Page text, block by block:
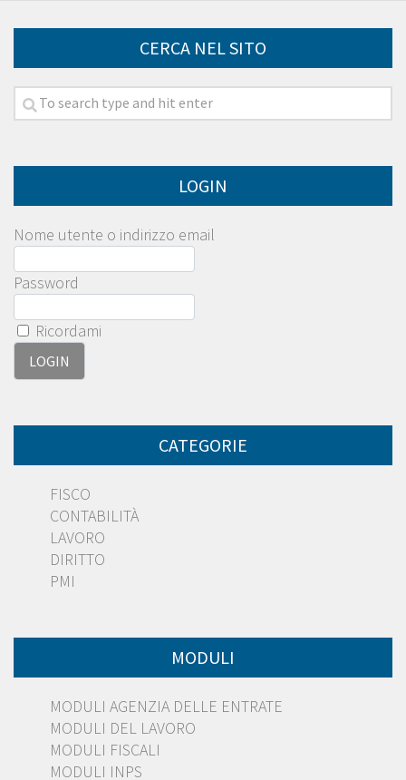
CERCA NEL SITO
LOGIN
Nome utente o indirizzo email
Password
Ricordami
CATEGORIE
FISCO
CONTABILITÀ
LAVORO
DIRITTO
PMI
MODULI
MODULI AGENZIA DELLE ENTRATE
MODULI DEL LAVORO
MODULI FISCALI
MODULI INPS